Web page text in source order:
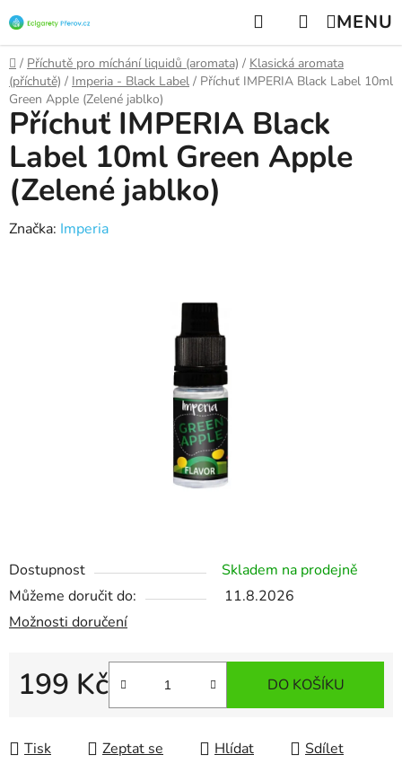
na
obsah
Hledat NÁKUPNÍ
KOŠÍK
Domů
/ Příchutě pro míchání liquidů (aromata) / Klasická aromata
(příchutě) / Imperia - Black Label / Příchuť IMPERIA Black Label 10ml
Green Apple (Zelené jablko)
Dostupnost
Skladem na prodejně
Můžeme doručit do:
11.8.2026
Možnosti doručení
199 Kč DO KOŠÍKU
Tisk Zeptat se Hlídat Sdílet
Příchuť IMPERIA Black
Label 10ml Green Apple
(Zelené jablko)
Značka: Imperia